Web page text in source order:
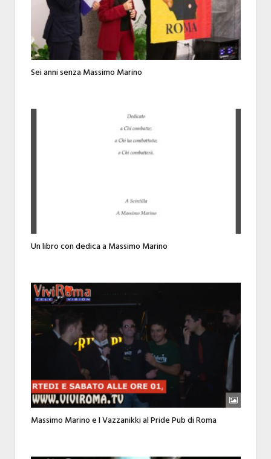
Sei anni senza Massimo Marino
Un libro con dedica a Massimo Marino
Massimo Marino e I Vazzanikki al Pride Pub di Roma